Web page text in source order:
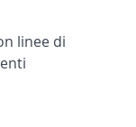
linee di